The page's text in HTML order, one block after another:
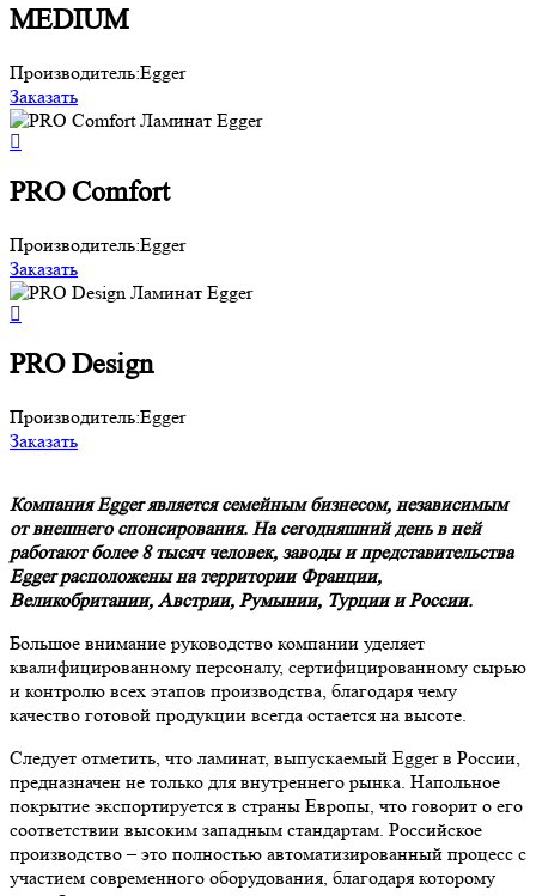
MEDIUM
Производитель:Egger
Заказать
PRO Comfort
Производитель:Egger
Заказать
PRO Design
Производитель:Egger
Заказать
Компания Egger является семейным бизнесом, независимым
от внешнего спонсирования. На сегодняшний день в ней
работают более 8 тысяч человек, заводы и представительства
Egger расположены на территории Франции,
Великобритании, Австрии, Румынии, Турции и России.
Большое внимание руководство компании уделяет
квалифицированному персоналу, сертифицированному сырью
и контролю всех этапов производства, благодаря чему
качество готовой продукции всегда остается на высоте.
Следует отметить, что ламинат, выпускаемый Egger в России,
предназначен не только для внутреннего рынка. Напольное
покрытие экспортируется в страны Европы, что говорит о его
соответствии высоким западным стандартам. Российское
производство – это полностью автоматизированный процесс с
участием современного оборудования, благодаря которому